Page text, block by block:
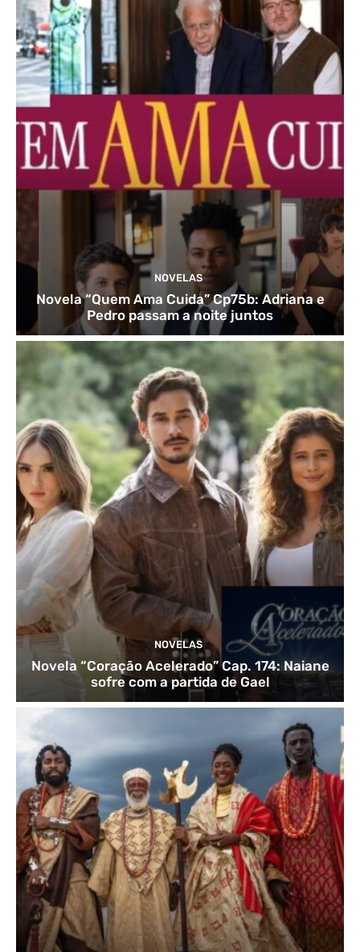
NOVELAS
Novela “Quem Ama Cuida” Cp75b: Adriana e
Pedro passam a noite juntos
NOVELAS
Novela “Coração Acelerado” Cap. 174: Naiane
sofre com a partida de Gael